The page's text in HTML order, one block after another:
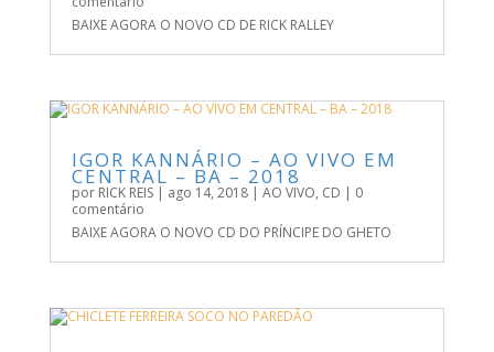
BAIXE AGORA O NOVO CD DE RICK RALLEY
IGOR KANNÁRIO – AO VIVO EM
CENTRAL – BA – 2018
por RICK REIS| ago 14, 2018| AO VIVO, CD | 0
comentário
BAIXE AGORA O NOVO CD DO PRÍNCIPE DO GHETO